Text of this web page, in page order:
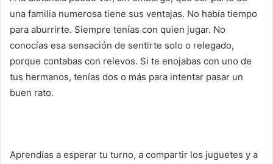
una familia numerosa tiene sus ventajas. No había tiempo
para aburrirte. Siempre tenías con quien jugar. No
conocías esa sensación de sentirte solo o relegado,
porque contabas con relevos. Si te enojabas con uno de
tus hermanos, tenías dos o más para intentar pasar un
buen rato.
Aprendías a esperar tu turno, a compartir los juguetes y a